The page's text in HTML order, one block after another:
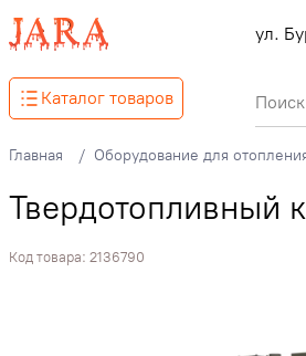
ул.
Каталог товаров
Главная Оборудование для
Твердотопливный
Код товара: 2136790